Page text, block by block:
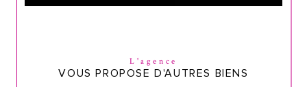
L'agence
VOUS PROPOSE D'AUTRES BIENS